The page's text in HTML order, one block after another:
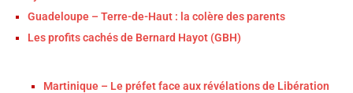
Guadeloupe – Terre-de-Haut : la colère des parents
Les profits cachés de Bernard Hayot (GBH)
Martinique – Le préfet face aux révélations de Libération